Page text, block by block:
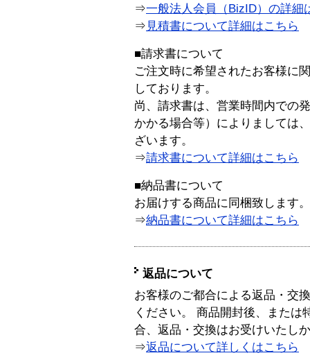
⇒一般法人会員（BizID）の詳細
⇒ 見積書について詳細はこちら
■請求書について
ご注文時に希望されたお客様に
しております。
尚、請求書は、営業時間内での
かかる場合等）によりましては
ざいます。
⇒請求書について詳細はこちら
■納品書について
お届けする商品に同梱致します。
⇒納品書について詳細はこちら
返品について
お客様のご都合による返品・交
ください。 商品開封後、または
合、返品・交換はお受けいたし
⇒返品について詳しくはこちら